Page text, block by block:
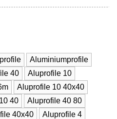
Aluminiumprofile
40
Aluprofile 10
Aluprofile 10 40x40
40
Aluprofile 40 80
Aluprofile 40x40
Aluprofile 4